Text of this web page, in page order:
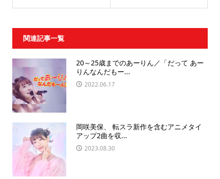
関連記事一覧
20～25歳までのあーりん／「だって あー
りんなんだもー...
2022.06.17
岡咲美保、 転スラ新作を含むアニメタイ
アップ2曲を収...
2023.08.30